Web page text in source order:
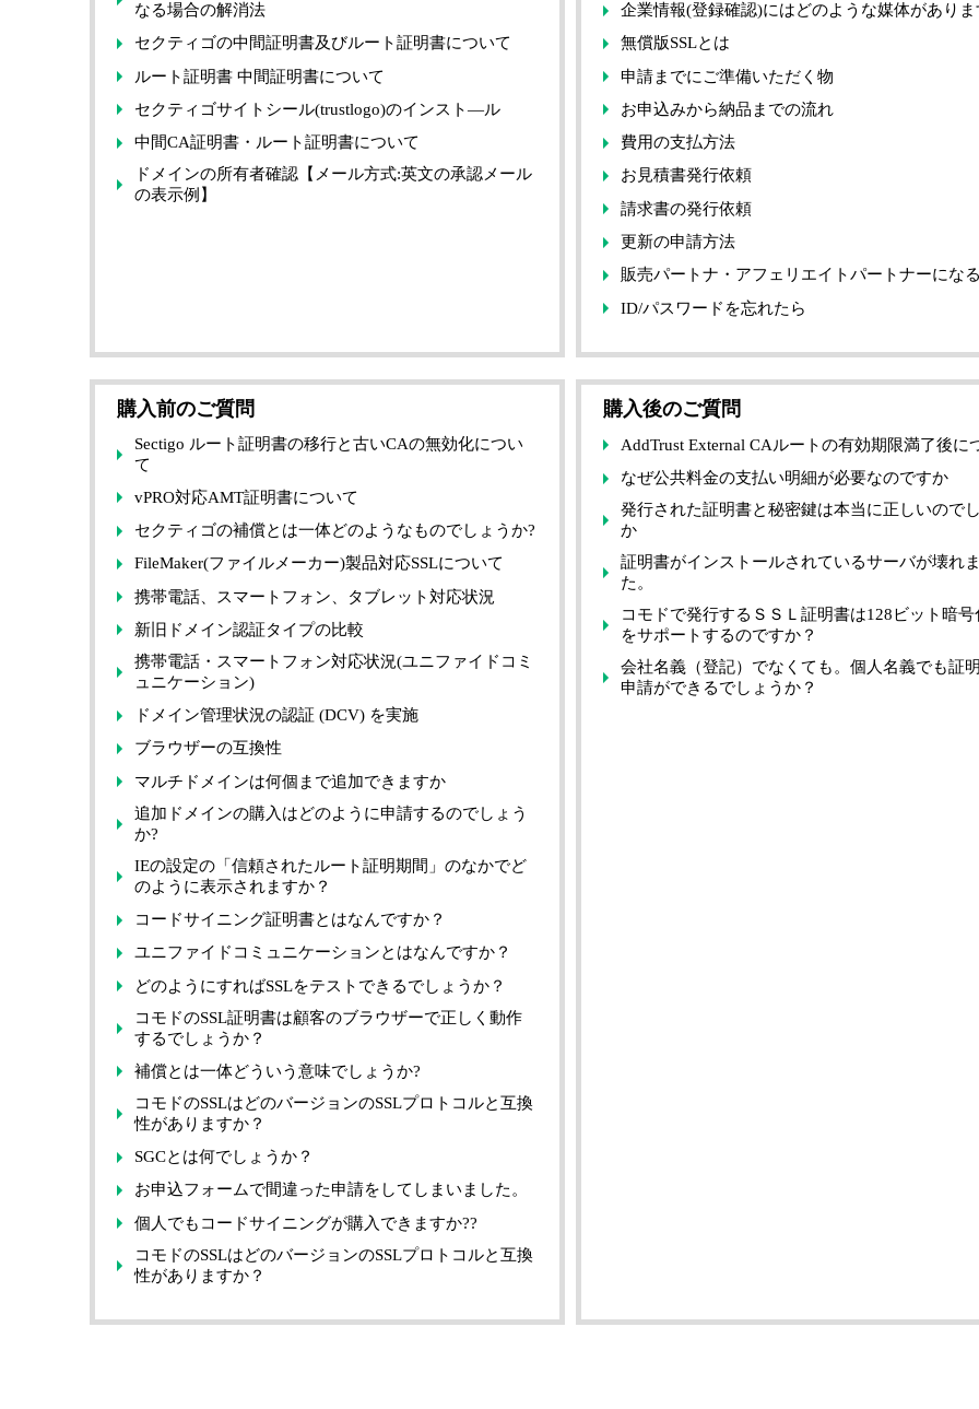
なる場合の解消法
セクティゴの中間証明書及びルート証明書について
ルート証明書 中間証明書について
セクティゴサイトシール(trustlogo)のインスト―ル
中間CA証明書・ルート証明書について
ドメインの所有者確認【メール方式:英文の承認メール
の表示例】
企業情報(登録確認)にはどのような媒体がありま
無償版SSLとは
申請までにご準備いただく物
お申込みから納品までの流れ
費用の支払方法
お見積書発行依頼
請求書の発行依頼
更新の申請方法
販売パートナ・アフェリエイトパートナーになる
ID/パスワードを忘れたら
購入前のご質問
Sectigo ルート証明書の移行と古いCAの無効化につい
て
vPRO対応AMT証明書について
セクティゴの補償とは一体どのようなものでしょうか?
FileMaker(ファイルメーカー)製品対応SSLについて
携帯電話、スマートフォン、タブレット対応状況
新旧ドメイン認証タイプの比較
携帯電話・スマートフォン対応状況(ユニファイドコミ
ュニケーション)
ドメイン管理状況の認証 (DCV) を実施
ブラウザーの互換性
マルチドメインは何個まで追加できますか
追加ドメインの購入はどのように申請するのでしょう
か?
IEの設定の「信頼されたルート証明期間」のなかでど
のように表示されますか？
コードサイニング証明書とはなんですか？
ユニファイドコミュニケーションとはなんですか？
どのようにすればSSLをテストできるでしょうか？
コモドのSSL証明書は顧客のブラウザーで正しく動作
するでしょうか？
補償とは一体どういう意味でしょうか?
コモドのSSLはどのバージョンのSSLプロトコルと互換
性がありますか？
SGCとは何でしょうか？
お申込フォームで間違った申請をしてしまいました。
個人でもコードサイニングが購入できますか??
コモドのSSLはどのバージョンのSSLプロトコルと互換
性がありますか？
購入後のご質問
AddTrust External CAルートの有効期限満了後に
なぜ公共料金の支払い明細が必要なのですか
発行された証明書と秘密鍵は本当に正しいので
か
証明書がインストールされているサーバが壊れ
た。
コモドで発行するＳＳＬ証明書は128ビット暗号
をサポートするのですか？
会社名義（登記）でなくても。個人名義でも証
申請ができるでしょうか？